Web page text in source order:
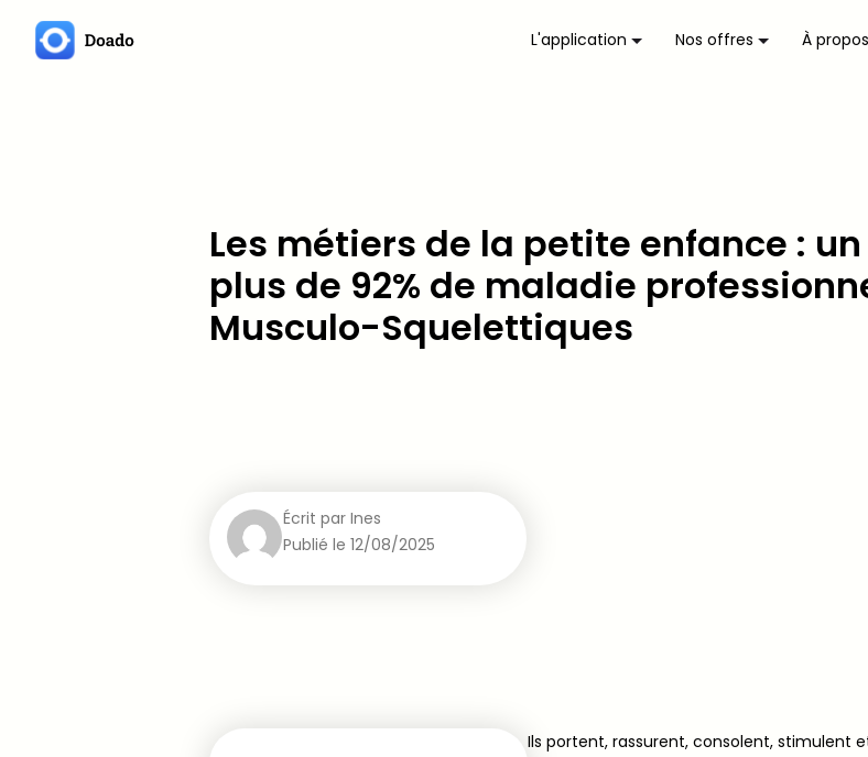
L'application Nos offres À propos
Les métiers de la petite enfance :
plus de 92% de maladie
Musculo-Squelettiques
Écrit par Ines
Publié le 12/08/2025
Ils portent, rassurent, consolent, stimulent